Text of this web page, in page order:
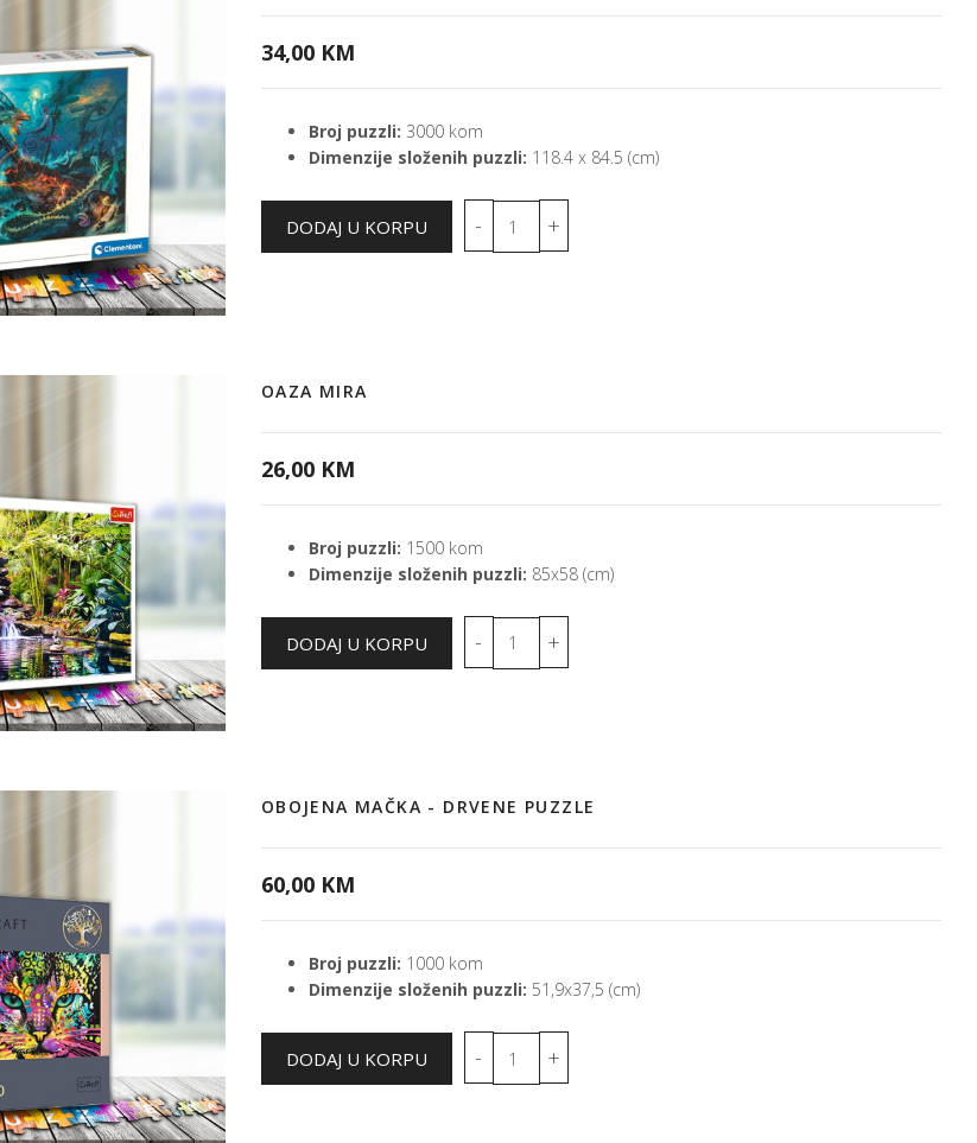
34,00 KM
Broj puzzli: 3000 kom
Dimenzije složenih puzzli: 118.4 x 84.5 (cm)
OAZA MIRA
26,00 KM
Broj puzzli: 1500 kom
Dimenzije složenih puzzli: 85x58 (cm)
OBOJENA MAČKA - DRVENE PUZZLE
60,00 KM
Broj puzzli: 1000 kom
Dimenzije složenih puzzli: 51,9x37,5 (cm)